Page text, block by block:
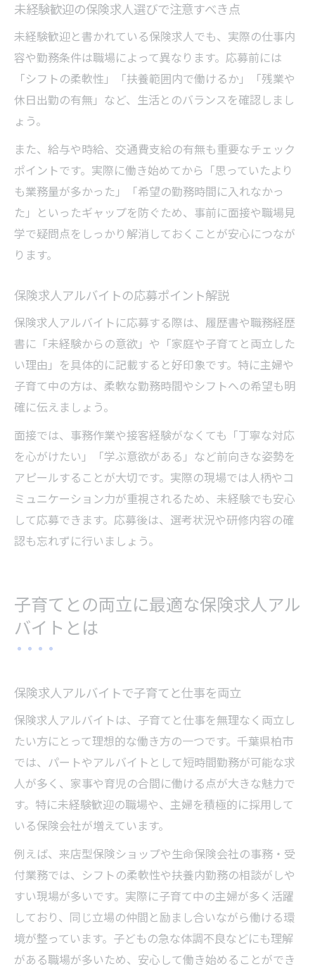
未経験歓迎の保険求人選びで注意すべき点
未経験歓迎と書かれている保険求人でも、実際の仕事内
容や勤務条件は職場によって異なります。応募前には
「シフトの柔軟性」「扶養範囲内で働けるか」「残業や
休日出勤の有無」など、生活とのバランスを確認しまし
ょう。
また、給与や時給、交通費支給の有無も重要なチェック
ポイントです。実際に働き始めてから「思っていたより
も業務量が多かった」「希望の勤務時間に入れなかっ
た」といったギャップを防ぐため、事前に面接や職場見
学で疑問点をしっかり解消しておくことが安心につなが
ります。
保険求人アルバイトの応募ポイント解説
保険求人アルバイトに応募する際は、履歴書や職務経歴
書に「未経験からの意欲」や「家庭や子育てと両立した
い理由」を具体的に記載すると好印象です。特に主婦や
子育て中の方は、柔軟な勤務時間やシフトへの希望も明
確に伝えましょう。
面接では、事務作業や接客経験がなくても「丁寧な対応
を心がけたい」「学ぶ意欲がある」など前向きな姿勢を
アピールすることが大切です。実際の現場では人柄やコ
ミュニケーション力が重視されるため、未経験でも安心
して応募できます。応募後は、選考状況や研修内容の確
認も忘れずに行いましょう。
子育てとの両立に最適な保険求人アル
バイトとは
保険求人アルバイトで子育てと仕事を両立
保険求人アルバイトは、子育てと仕事を無理なく両立し
たい方にとって理想的な働き方の一つです。千葉県柏市
では、パートやアルバイトとして短時間勤務が可能な求
人が多く、家事や育児の合間に働ける点が大きな魅力で
す。特に未経験歓迎の職場や、主婦を積極的に採用して
いる保険会社が増えています。
例えば、来店型保険ショップや生命保険会社の事務・受
付業務では、シフトの柔軟性や扶養内勤務の相談がしや
すい現場が多いです。実際に子育て中の主婦が多く活躍
しており、同じ立場の仲間と励まし合いながら働ける環
境が整っています。子どもの急な体調不良などにも理解
がある職場が多いため、安心して働き始めることができ